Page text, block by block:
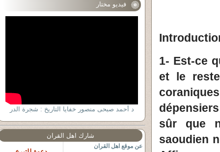
1- Est-ce
et le
sûr que
saoudien
فيديو مختار
د أحمد صبحى منصور خفايا التاريخ : شجرة الدر
شارك اهل القران
عن موقع اهل القران